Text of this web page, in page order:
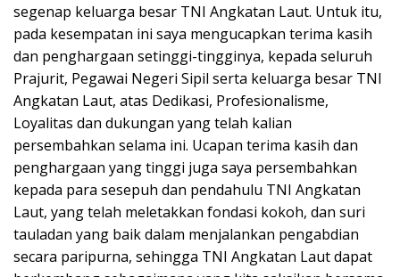
segenap keluarga besar TNI Angkatan Laut. Untuk itu,
pada kesempatan ini saya mengucapkan terima kasih
dan penghargaan setinggi-tingginya, kepada seluruh
Prajurit, Pegawai Negeri Sipil serta keluarga besar TNI
Angkatan Laut, atas Dedikasi, Profesionalisme,
Loyalitas dan dukungan yang telah kalian
persembahkan selama ini. Ucapan terima kasih dan
penghargaan yang tinggi juga saya persembahkan
kepada para sesepuh dan pendahulu TNI Angkatan
Laut, yang telah meletakkan fondasi kokoh, dan suri
tauladan yang baik dalam menjalankan pengabdian
secara paripurna, sehingga TNI Angkatan Laut dapat